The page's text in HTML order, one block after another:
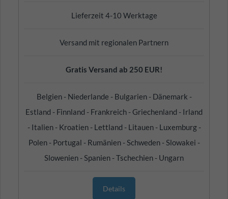
Lieferzeit 4-10 Werktage
Versand mit regionalen Partnern
Gratis Versand ab 250 EUR!
Belgien - Niederlande - Bulgarien - Dänemark -
Estland - Finnland - Frankreich - Griechenland - Irland
- Italien - Kroatien - Lettland - Litauen - Luxemburg -
Polen - Portugal - Rumänien - Schweden - Slowakei -
Slowenien - Spanien - Tschechien - Ungarn
Details